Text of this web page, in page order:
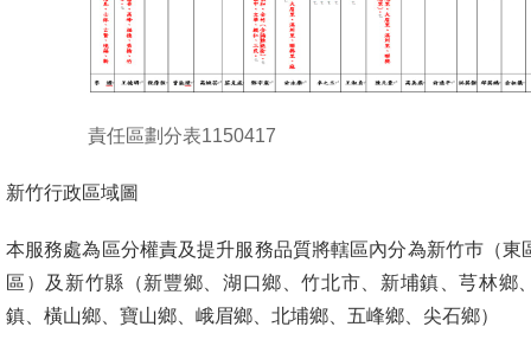
責任區劃分表1150417
新竹行政區域圖
本服務處為區分權責及提升服務品質將轄區內分為新竹巿（東
區）及新竹縣（新豐鄉、湖口鄉、竹北市、新埔鎮、芎林鄉
鎮、橫山鄉、寶山鄉、峨眉鄉、北埔鄉、五峰鄉、尖石鄉）